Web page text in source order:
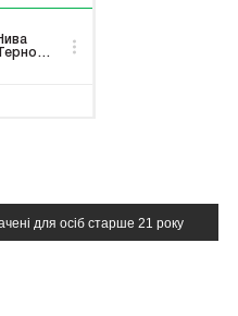
для осіб старше 21 року